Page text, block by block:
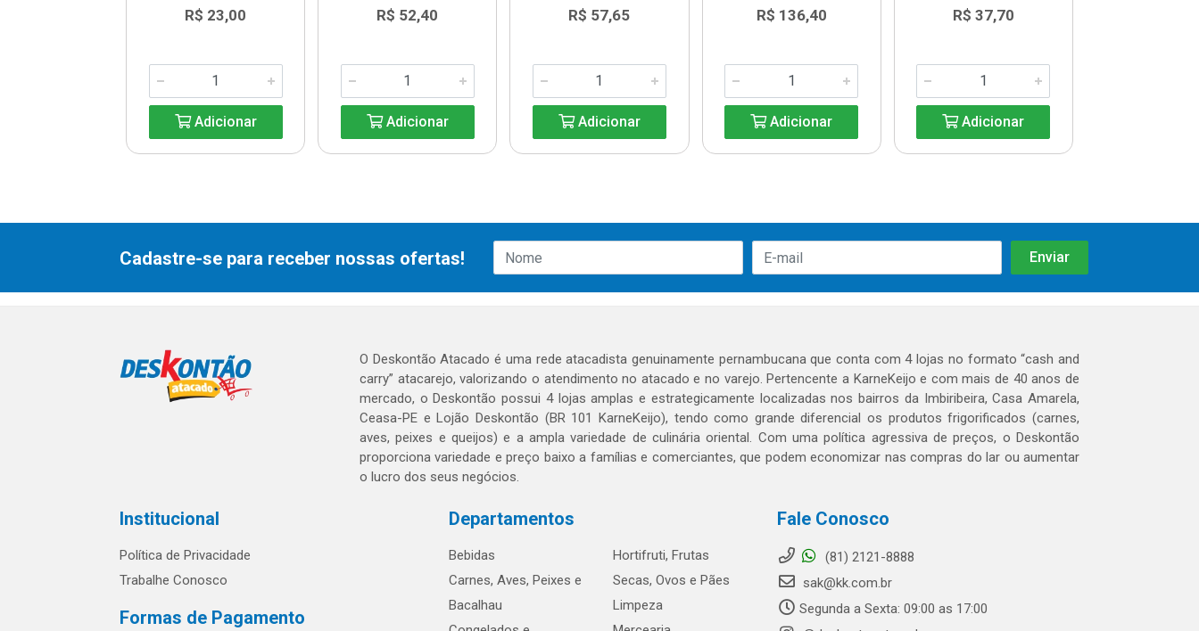
R$ 23,00
Adicionar
R$ 52,40
Adicionar
R$ 57,65
Adicionar
R$ 136,40
Adicionar
R$ 37,70
Adicionar
Cadastre-se para receber nossas ofertas!
O Deskontão Atacado é uma rede atacadista genuinamente pernambucana que conta com 4 lojas no formato “cash and
carry” atacarejo, valorizando o atendimento no atacado e no varejo. Pertencente a KarneKeijo e com mais de 40 anos de
mercado, o Deskontão possui 4 lojas amplas e estrategicamente localizadas nos bairros da Imbiribeira, Casa Amarela,
Ceasa-PE e Lojão Deskontão (BR 101 KarneKeijo), tendo como grande diferencial os produtos frigorificados (carnes,
aves, peixes e queijos) e a ampla variedade de culinária oriental. Com uma política agressiva de preços, o Deskontão
proporciona variedade e preço baixo a famílias e comerciantes, que podem economizar nas compras do lar ou aumentar
o lucro dos seus negócios.
Institucional
Política de Privacidade
Trabalhe Conosco
Formas de Pagamento
Departamentos
Bebidas
Carnes, Aves, Peixes e
Bacalhau
Hortifruti, Frutas
Secas, Ovos e Pães
Limpeza
Fale Conosco
(81) 2121-8888
sak@kk.com.br
Segunda a Sexta: 09:00 as 17:00